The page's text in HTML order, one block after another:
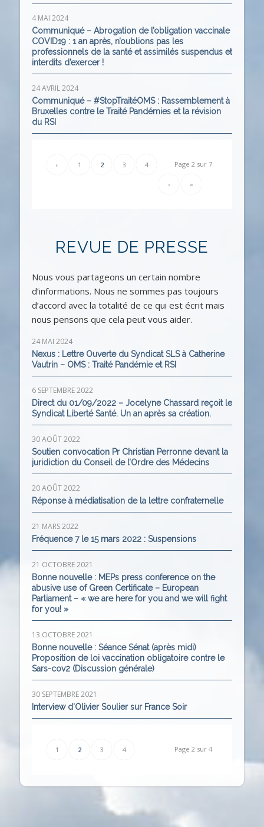
4 MAI 2024
Communiqué – Abrogation de l’obligation vaccinale
COVID19 : 1 an après, n’oublions pas les
professionnels de la santé et assimilés suspendus et
interdits d’exercer !
24 AVRIL 2024
Communiqué – #StopTraitéOMS : Rassemblement à
Bruxelles contre le Traité Pandémies et la révision
du RSI
Page 2 sur 7
‹ 1 2 3 4
› »
REVUE DE PRESSE
Nous vous partageons un certain nombre
d’informations. Nous ne sommes pas toujours
d’accord avec la totalité de ce qui est écrit mais
nous pensons que cela peut vous aider.
24 MAI 2024
Nexus : Lettre Ouverte du Syndicat SLS à Catherine
Vautrin – OMS : Traité Pandémie et RSI
6 SEPTEMBRE 2022
Direct du 01/09/2022 – Jocelyne Chassard reçoit le
Syndicat Liberté Santé. Un an après sa création.
30 AOÛT 2022
Soutien convocation Pr Christian Perronne devant la
juridiction du Conseil de l’Ordre des Médecins
20 AOÛT 2022
Réponse à médiatisation de la lettre confraternelle
21 MARS 2022
Fréquence 7 le 15 mars 2022 : Suspensions
21 OCTOBRE 2021
Bonne nouvelle : MEPs press conference on the
abusive use of Green Certificate – European
Parliament – « we are here for you and we will fight
for you! »
13 OCTOBRE 2021
Bonne nouvelle : Séance Sénat (après midi)
Proposition de loi vaccination obligatoire contre le
Sars-cov2 (Discussion générale)
30 SEPTEMBRE 2021
Interview d’Olivier Soulier sur France Soir
Page 2 sur 4
1 2 3 4